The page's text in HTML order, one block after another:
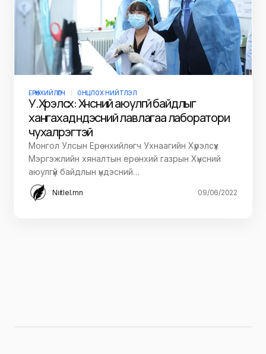
ЕРӨНХИЙЛӨГЧ ОНЦЛОХ НИЙТЛЭЛ
У.Хүрэлсүх: Хүнсний аюулгүй байдлыг
хангахад үндэсний лавлагаа лаборатори
чухал үүрэгтэй
Монгол Улсын Ерөнхийлөгч Ухнаагийн Хүрэлсүх
Мэргэжлийн хяналтын ерөнхий газрын Хүнсний
аюулгүй байдлын үндэсний…
Niitlel.mn 09/06/2022